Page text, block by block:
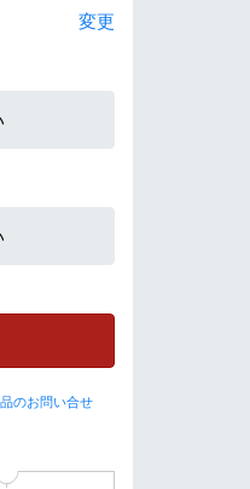
変更
のお問い合せ